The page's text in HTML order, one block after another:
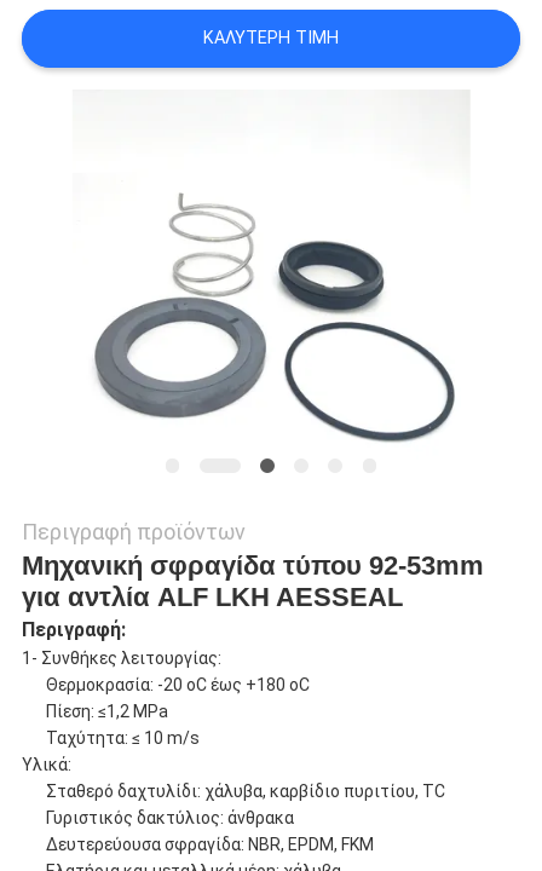
POLICY
ΚΑΛΎΤΕΡΗ ΤΙΜΉ
Περιγραφή προϊόντων
Μηχανική σφραγίδα τύπου 92-53mm
για αντλία ALF LKH AESSEAL
Περιγραφή:
1- Συνθήκες λειτουργίας:
Θερμοκρασία: -20 oC έως +180 oC
Πίεση: ≤1,2 MPa
Ταχύτητα: ≤ 10 m/s
Υλικά:
Σταθερό δαχτυλίδι: χάλυβα, καρβίδιο πυριτίου, TC
Γυριστικός δακτύλιος: άνθρακα
Δευτερεύουσα σφραγίδα: NBR, EPDM, FKM